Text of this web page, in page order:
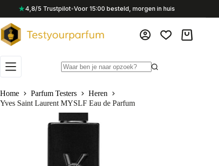
inhoud
★4,8/5 Trustpilot•Voor 15:00 besteld, morgen in huis
Home
Parfum Testers
Heren
Yves Saint Laurent MYSLF Eau de Parfum